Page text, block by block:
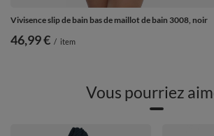
Vivisence slip de bain bas de maillot de bain 3008, noir
46,99 € / item
Vous pourriez